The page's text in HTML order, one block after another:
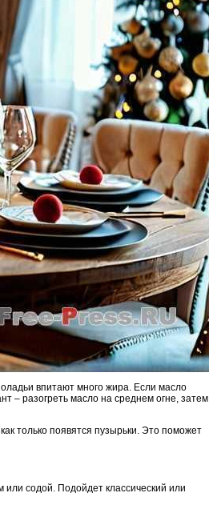
впитают много жира. Если масло
– разогреть масло на среднем огне, затем
только появятся пузырьки. Это поможет
содой. Подойдет классический или